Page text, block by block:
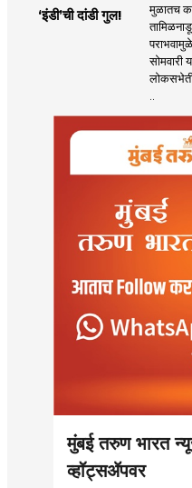
‘इंडी‌’ची दांडी गुल!
मुळातच
मुंबई तरुण भारत
व्हॉट्सॲपवर